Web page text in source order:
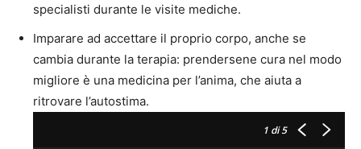
specialisti durante le visite mediche.
Imparare ad accettare il proprio corpo, anche se
cambia durante la terapia: prendersene cura nel modo
migliore è una medicina per l’anima, che aiuta a
ritrovare l’autostima.
1 di 5